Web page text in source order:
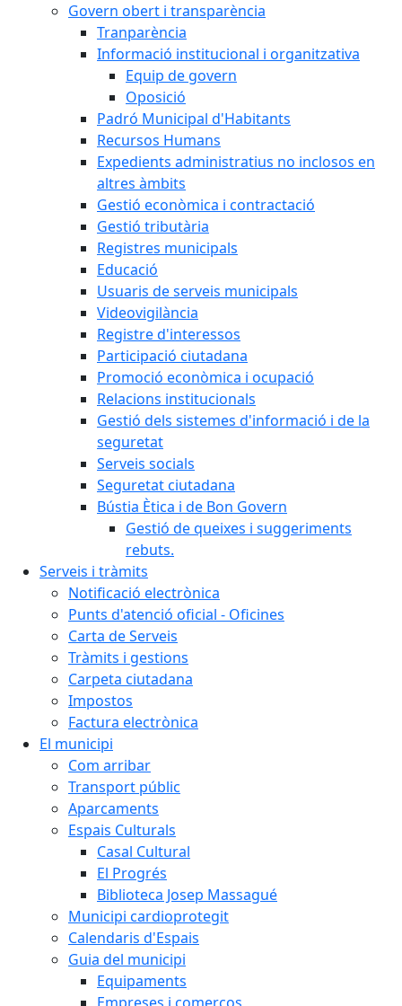
Govern obert i transparència
Tranparència
Informació institucional i organitzativa
Equip de govern
Oposició
Padró Municipal d'Habitants
Recursos Humans
Expedients administratius no inclosos en
altres àmbits
Gestió econòmica i contractació
Gestió tributària
Registres municipals
Educació
Usuaris de serveis municipals
Videovigilància
Registre d'interessos
Participació ciutadana
Promoció econòmica i ocupació
Relacions institucionals
Gestió dels sistemes d'informació i de la
seguretat
Serveis socials
Seguretat ciutadana
Bústia Ètica i de Bon Govern
Gestió de queixes i suggeriments
rebuts.
Serveis i tràmits
Notificació electrònica
Punts d'atenció oficial - Oficines
Carta de Serveis
Tràmits i gestions
Carpeta ciutadana
Impostos
Factura electrònica
El municipi
Com arribar
Transport públic
Aparcaments
Espais Culturals
Casal Cultural
El Progrés
Biblioteca Josep Massagué
Municipi cardioprotegit
Calendaris d'Espais
Guia del municipi
Equipaments